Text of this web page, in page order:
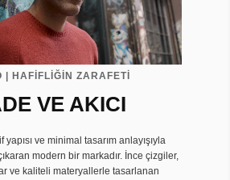
| HAFİFLİĞİN ZARAFETİ
VE AKICI
yapısı ve minimal tasarım anlayışıyla
modern bir markadır. İnce çizgiler,
ve kaliteli materyallerle tasarlanan